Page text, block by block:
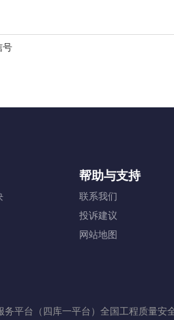
号
帮助与支持
联系我们
投诉建议
网站地图
平台（四库一平台） 全国工程质量安